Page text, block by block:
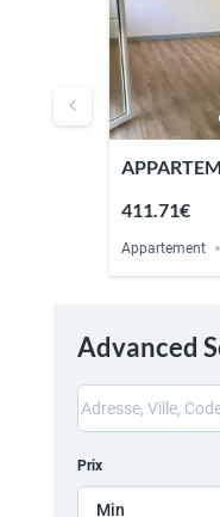
411.71€
Appartement
Advanced
Prix
Min